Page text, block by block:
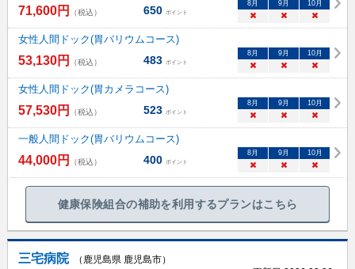
71,600円 （税込） 650 ポイント
8月 9月 10月
× × ×
女性人間ドック(胃バリウムコース)
53,130円 （税込） 483 ポイント
8月 9月 10月
× × ×
女性人間ドック(胃カメラコース)
57,530円 （税込） 523 ポイント
8月 9月 10月
× × ×
一般人間ドック(胃バリウムコース)
44,000円 （税込） 400 ポイント
8月 9月 10月
× × ×
健康保険組合の補助を利用するプランはこちら
三宅病院
（鹿児島県 鹿児島市）